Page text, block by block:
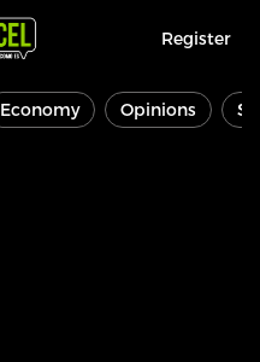
Register
Economy Opinions